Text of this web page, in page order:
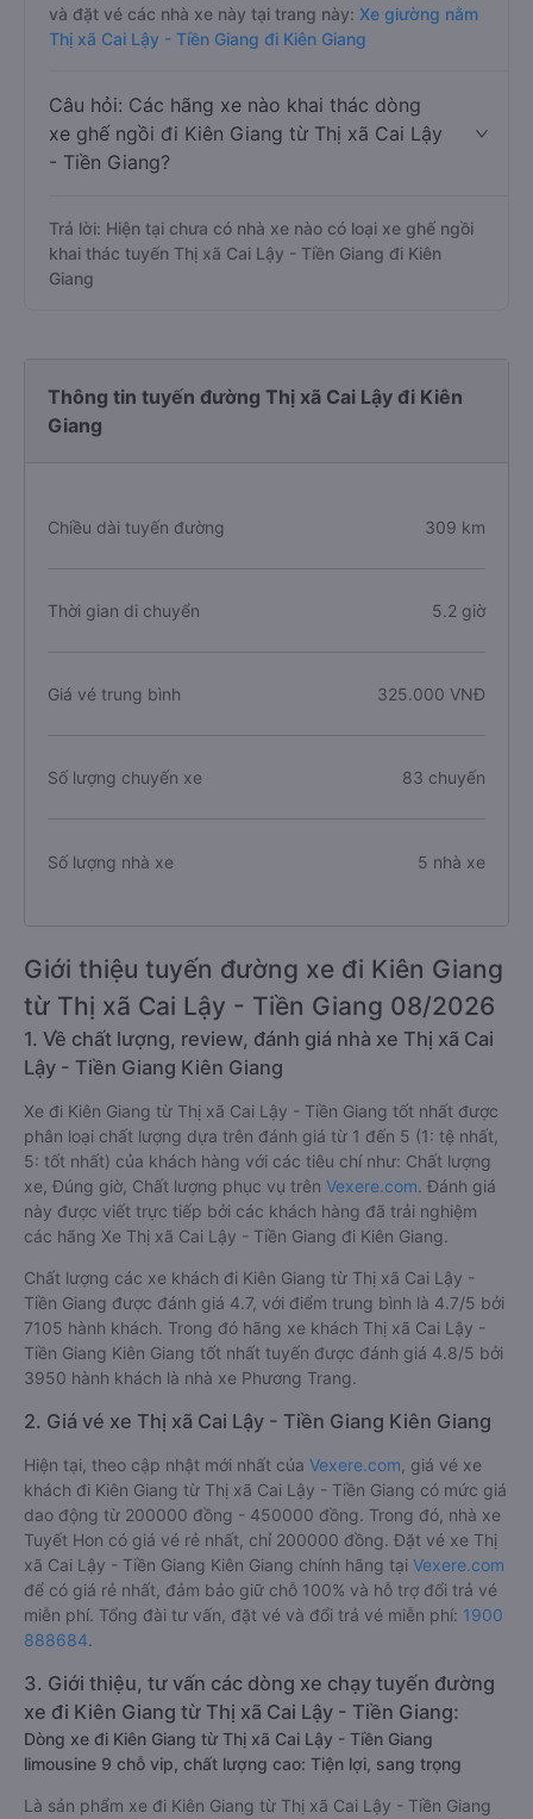
và đặt vé các nhà xe này tại trang này: Xe giường nằm
Thị xã Cai Lậy - Tiền Giang đi Kiên Giang
Câu hỏi: Các hãng xe nào khai thác dòng
xe ghế ngồi đi Kiên Giang từ Thị xã Cai Lậy
- Tiền Giang?
Trả lời: Hiện tại chưa có nhà xe nào có loại xe ghế ngồi
khai thác tuyến Thị xã Cai Lậy - Tiền Giang đi Kiên
Giang
Thông tin tuyến đường Thị xã Cai Lậy đi Kiên
Giang
Chiều dài tuyến đường 309 km
Thời gian di chuyển 5.2 giờ
Giá vé trung bình 325.000 VNĐ
Số lượng chuyến xe 83 chuyến
Số lượng nhà xe 5 nhà xe
Giới thiệu tuyến đường xe đi Kiên Giang
từ Thị xã Cai Lậy - Tiền Giang 08/2026
1. Về chất lượng, review, đánh giá nhà xe Thị xã Cai
Lậy - Tiền Giang Kiên Giang
Xe đi Kiên Giang từ Thị xã Cai Lậy - Tiền Giang tốt nhất được
phân loại chất lượng dựa trên đánh giá từ 1 đến 5 (1: tệ nhất,
5: tốt nhất) của khách hàng với các tiêu chí như: Chất lượng
xe, Đúng giờ, Chất lượng phục vụ trên Vexere.com. Đánh giá
này được viết trực tiếp bởi các khách hàng đã trải nghiệm
các hãng Xe Thị xã Cai Lậy - Tiền Giang đi Kiên Giang.
Chất lượng các xe khách đi Kiên Giang từ Thị xã Cai Lậy -
Tiền Giang được đánh giá 4.7, với điểm trung bình là 4.7/5 bởi
7105 hành khách. Trong đó hãng xe khách Thị xã Cai Lậy -
Tiền Giang Kiên Giang tốt nhất tuyến được đánh giá 4.8/5 bởi
3950 hành khách là nhà xe Phương Trang.
2. Giá vé xe Thị xã Cai Lậy - Tiền Giang Kiên Giang
Hiện tại, theo cập nhật mới nhất của Vexere.com , giá vé xe
khách đi Kiên Giang từ Thị xã Cai Lậy - Tiền Giang có mức giá
dao động từ 200000 đồng - 450000 đồng. Trong đó, nhà xe
Tuyết Hon có giá vé rẻ nhất, chỉ 200000 đồng. Đặt vé xe Thị
xã Cai Lậy - Tiền Giang Kiên Giang chính hãng tại Vexere.com
để có giá rẻ nhất, đảm bảo giữ chỗ 100% và hỗ trợ đổi trả vé
miễn phí. Tổng đài tư vấn, đặt vé và đổi trả vé miễn phí: 1900
888684.
3. Giới thiệu, tư vấn các dòng xe chạy tuyến đường
xe đi Kiên Giang từ Thị xã Cai Lậy - Tiền Giang:
Dòng xe đi Kiên Giang từ Thị xã Cai Lậy - Tiền Giang
limousine 9 chỗ vip, chất lượng cao: Tiện lợi, sang trọng
Là sản phẩm xe đi Kiên Giang từ Thị xã Cai Lậy - Tiền Giang